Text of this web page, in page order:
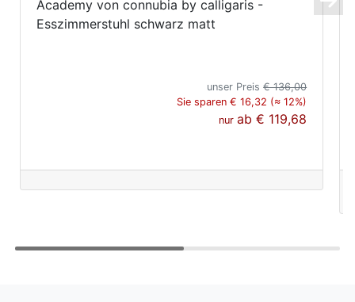
Academy von connubia by calligaris -
Esszimmerstuhl schwarz matt
unser Preis€ 136,00
Sie sparen € 16,32 (≈ 12%)
nurab€ 119,68